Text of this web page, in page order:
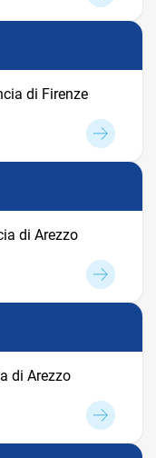
di Firenze
di Arezzo
di Arezzo